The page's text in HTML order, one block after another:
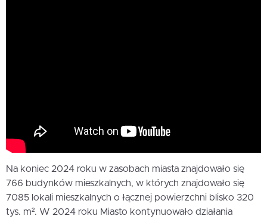
Na koniec 2024 roku w zasobach miasta znajdowało się
766 budynków mieszkalnych, w których znajdowało się
7085 lokali mieszkalnych o łącznej powierzchni blisko 320
tys. m². W 2024 roku Miasto kontynuowało działania